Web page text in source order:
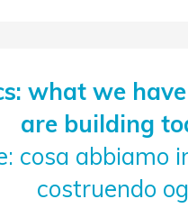
what we
are building
cosa abbiamo
costruendo